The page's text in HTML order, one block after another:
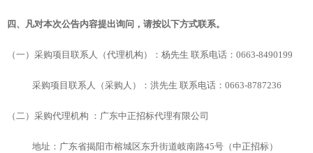
四、凡对本次公告内容提出询问，请按以下方式联系。
（一）采购项目联系人（代理机构）：杨先生 联系电话：0663-8490199
采购项目联系人（采购人）： 洪先生 联系电话： 0663-8787236
（二）采购代理机构 ：广东中正招标代理有限公司
地址：广东省揭阳市榕城区东升街道岐南路45号（中正招标）